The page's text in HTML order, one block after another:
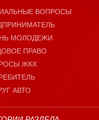
ВОПРОСЫ
МОЛОДЕЖИ
ПРАВО
ЖКХ
АВТО